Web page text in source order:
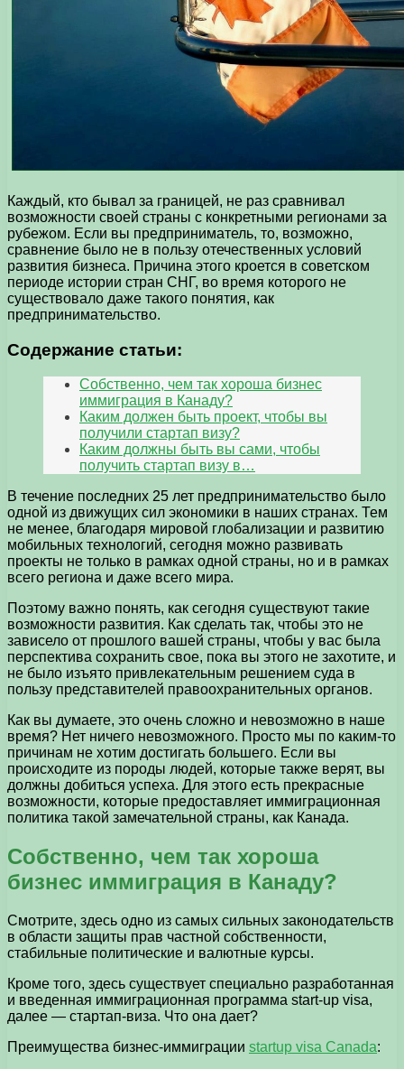
Каждый, кто бывал за границей, не раз сравнивал
возможности своей страны с конкретными регионами за
рубежом. Если вы предприниматель, то, возможно,
сравнение было не в пользу отечественных условий
развития бизнеса. Причина этого кроется в советском
периоде истории стран СНГ, во время которого не
существовало даже такого понятия, как
предпринимательство.
Содержание статьи:
Собственно, чем так хороша бизнес
иммиграция в Канаду?
Каким должен быть проект, чтобы вы
получили стартап визу?
Каким должны быть вы сами, чтобы
получить стартап визу в…
В течение последних 25 лет предпринимательство было
одной из движущих сил экономики в наших странах. Тем
не менее, благодаря мировой глобализации и развитию
мобильных технологий, сегодня можно развивать
проекты не только в рамках одной страны, но и в рамках
всего региона и даже всего мира.
Поэтому важно понять, как сегодня существуют такие
возможности развития. Как сделать так, чтобы это не
зависело от прошлого вашей страны, чтобы у вас была
перспектива сохранить свое, пока вы этого не захотите, и
не было изъято привлекательным решением суда в
пользу представителей правоохранительных органов.
Как вы думаете, это очень сложно и невозможно в наше
время? Нет ничего невозможного. Просто мы по каким-то
причинам не хотим достигать большего. Если вы
происходите из породы людей, которые также верят, вы
должны добиться успеха. Для этого есть прекрасные
возможности, которые предоставляет иммиграционная
политика такой замечательной страны, как Канада.
Собственно, чем так хороша
бизнес иммиграция в Канаду?
Смотрите, здесь одно из самых сильных законодательств
в области защиты прав частной собственности,
стабильные политические и валютные курсы.
Кроме того, здесь существует специально разработанная
и введенная иммиграционная программа start-up visa,
далее — стартап-виза. Что она дает?
Преимущества бизнес-иммиграции startup visa Canada: